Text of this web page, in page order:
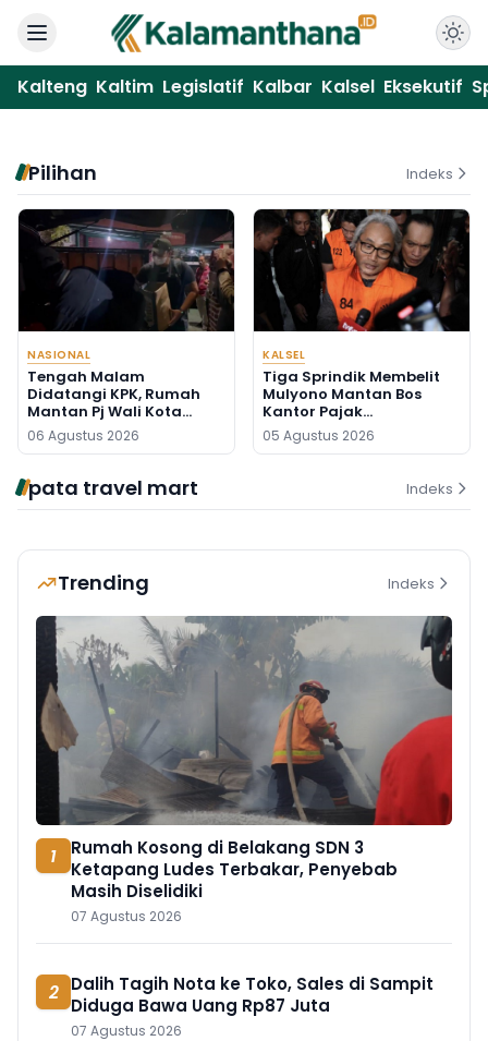
Kalteng Kaltim Legislatif Kalbar Kalsel Eksekutif
Pilihan Indeks
NASIONAL
Tengah Malam
Didatangi KPK, Rumah
Mantan Pj Wali Kota
Digeledah, Empat Koper
Dibawa
06 Agustus 2026
KALSEL
Tiga Sprindik Membelit
Mulyono Mantan Bos
Kantor Pajak
Banjarmasin
05 Agustus 2026
pata travel mart Indeks
Trending Indeks
1
Rumah Kosong di Belakang SDN 3
Ketapang Ludes Terbakar, Penyebab
Masih Diselidiki
07 Agustus 2026
2 Dalih Tagih Nota ke Toko, Sales di Sampit
Diduga Bawa Uang Rp87 Juta
07 Agustus 2026